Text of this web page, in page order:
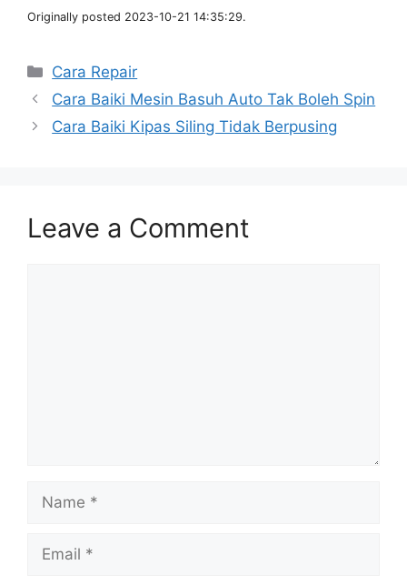
Originally posted 2023-10-21 14:35:29.
Categories
Cara Repair
Cara Baiki Mesin Basuh Auto Tak Boleh Spin
Cara Baiki Kipas Siling Tidak Berpusing
Leave a Comment